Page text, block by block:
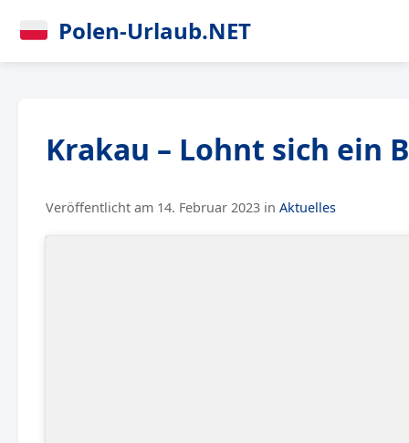
Polen-Urlaub.NET
Krakau – Lohnt sich ein
Veröffentlicht am 14. Februar 2023 in Aktuelles